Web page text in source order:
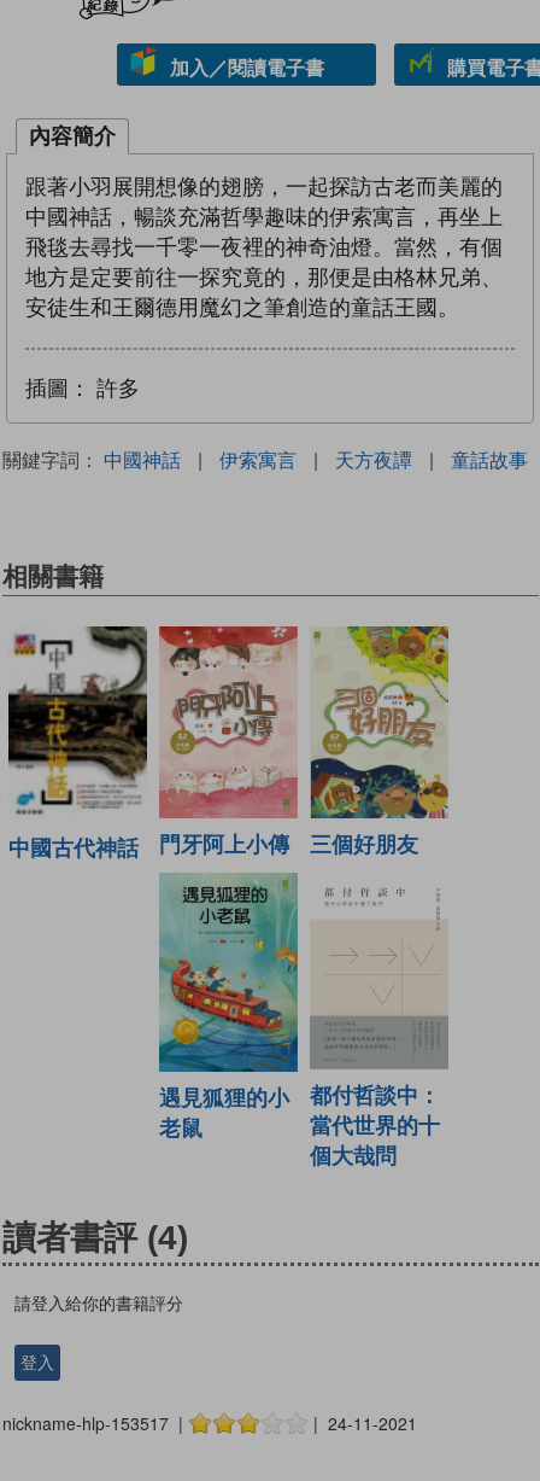
加入／閱讀電子書 購買電子
內容簡介
跟著小羽展開想像的翅膀，一起探訪古老而美麗的
中國神話，暢談充滿哲學趣味的伊索寓言，再坐上
飛毯去尋找一千零一夜裡的神奇油燈。當然，有個
地方是定要前往一探究竟的，那便是由格林兄弟、
安徒生和王爾德用魔幻之筆創造的童話王國。
插圖： 許多
關鍵字詞： 中國神話 | 伊索寓言 | 天方夜譚 | 童話故事
相關書籍
中國古代神話 門牙阿上小傳 三個好朋友
遇見狐狸的小
老鼠
都付哲談中：
當代世界的十
個大哉問
讀者書評 (4)
請登入給你的書籍評分
登入
nickname-hlp-153517 | | 24-11-2021